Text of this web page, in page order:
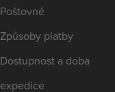
Poštovné
Způsoby platby
Dostupnost a doba
expedice